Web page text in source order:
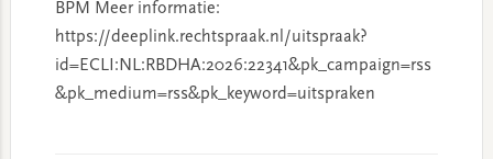
BPM Meer informatie:
https://deeplink.rechtspraak.nl/uitspraak?
id=ECLI:NL:RBDHA:2026:22341&pk_campaign=rss
&pk_medium=rss&pk_keyword=uitspraken